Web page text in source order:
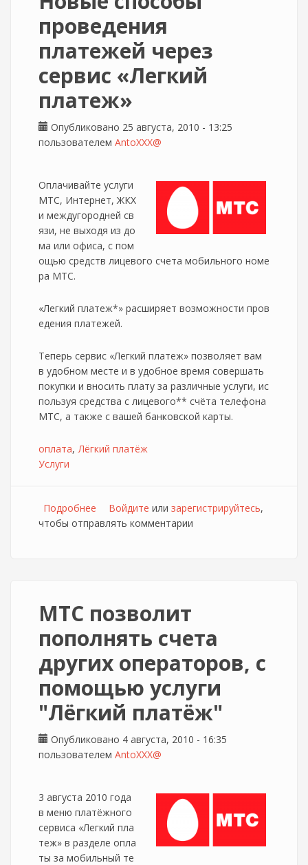
проведения
платежей через
сервис «Легкий
платеж»
Опубликовано 25 августа, 2010 - 13:25
пользователем AntoXXX@
Оплачивайте услуги
МТС, Интернет, ЖКХ
и междугородней св
язи, не выходя из до
ма или офиса, с пом
ощью средств лицевого счета мобильного номе
ра МТС.
«Легкий платеж*» расширяет возможности пров
едения платежей.
Теперь сервис «Легкий платеж» позволяет вам
в удобном месте и в удобное время совершать
покупки и вносить плату за различные услуги, ис
пользуя средства с лицевого** счёта телефона
MTC, а также с вашей банковской карты.
оплата Лёгкий платёж
Услуги
Подробнее о Новые способы проведения платежей
через сервис «Легкий платеж»
Войдите или зарегистрируйтесь,
чтобы отправлять комментарии
МТС позволит
пополнять счета
других операторов, с
помощью услуги
"Лёгкий платёж"
Опубликовано 4 августа, 2010 - 16:35
пользователем AntoXXX@
3 августа 2010 года
в меню платёжного
сервиса «Легкий пла
теж» в разделе опла
ты за мобильный те